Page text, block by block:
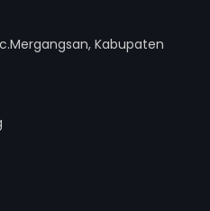
Kabupaten